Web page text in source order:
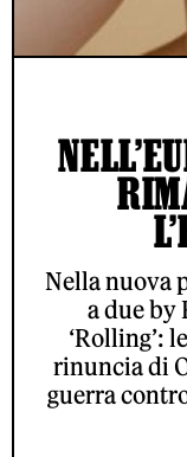
Nella nuova
a due
‘Rolling’:
rinuncia di
guerra